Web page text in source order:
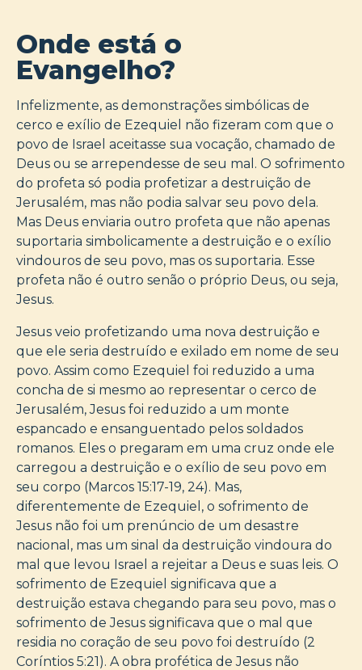
Onde está o
Evangelho?
Infelizmente, as demonstrações simbólicas de
cerco e exílio de Ezequiel não fizeram com que o
povo de Israel aceitasse sua vocação, chamado de
Deus ou se arrependesse de seu mal. O sofrimento
do profeta só podia profetizar a destruição de
Jerusalém, mas não podia salvar seu povo dela.
Mas Deus enviaria outro profeta que não apenas
suportaria simbolicamente a destruição e o exílio
vindouros de seu povo, mas os suportaria. Esse
profeta não é outro senão o próprio Deus, ou seja,
Jesus.
Jesus veio profetizando uma nova destruição e
que ele seria destruído e exilado em nome de seu
povo. Assim como Ezequiel foi reduzido a uma
concha de si mesmo ao representar o cerco de
Jerusalém, Jesus foi reduzido a um monte
espancado e ensanguentado pelos soldados
romanos. Eles o pregaram em uma cruz onde ele
carregou a destruição e o exílio de seu povo em
seu corpo (Marcos 15:17-19, 24). Mas,
diferentemente de Ezequiel, o sofrimento de
Jesus não foi um prenúncio de um desastre
nacional, mas um sinal da destruição vindoura do
mal que levou Israel a rejeitar a Deus e suas leis. O
sofrimento de Ezequiel significava que a
destruição estava chegando para seu povo, mas o
sofrimento de Jesus significava que o mal que
residia no coração de seu povo foi destruído (2
Coríntios 5:21). A obra profética de Jesus não